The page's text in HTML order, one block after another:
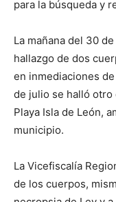
para la búsqueda y
La mañana del 30
hallazgo de dos
en inmediaciones
de julio se halló otro
Playa Isla de León,
municipio.
La Vicefiscalía
de los cuerpos,